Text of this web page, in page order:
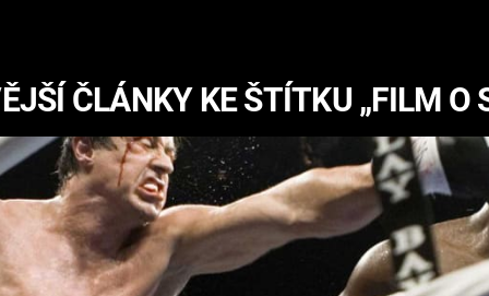
KINGDOM
COME:
DELIVERANCE
ESPORT
CHUCK
NORRIS
ČLÁNKY KE ŠTÍTKU „FILM O